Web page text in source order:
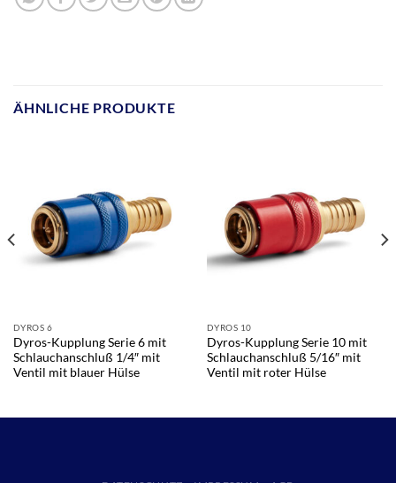
ÄHNLICHE PRODUKTE
DYROS 6
Dyros-Kupplung Serie 6 mit
Schlauchanschluß 1/4″ mit
Ventil mit blauer Hülse
DYROS 10
Dyros-Kupplung Serie 10 mit
Schlauchanschluß 5/16″ mit
Ventil mit roter Hülse